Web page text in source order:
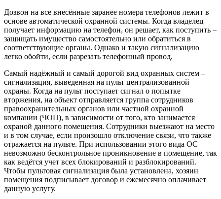
Дозвон на все внесённые заранее номера телефонов лежит в
основе автоматической охранной системы. Когда владелец
получает информацию на телефон, он решает, как поступить –
защищать имущество самостоятельно или обратиться в
соответствующие органы. Однако и такую сигнализацию
легко обойти, если разрезать телефонный провод.
Самый надёжный и самый дорогой вид охранных систем –
сигнализация, выведенная на пульт централизованной
охраны. Когда на пульт поступает сигнал о попытке
вторжения, на объект отправляется группа сотрудников
правоохранительных органов или частной охранной
компании (ЧОП), в зависимости от того, кто занимается
охраной данного помещения. Сотрудники выезжают на место
и в том случае, если произошло отключение связи, что также
отражается на пульте. При использовании этого вида ОС
невозможно бесконтрольное проникновение в помещение, так
как ведётся учет всех блокирований и разблокирований.
Чтобы пультовая сигнализация была установлена, хозяин
помещения подписывает договор и ежемесячно оплачивает
данную услугу.